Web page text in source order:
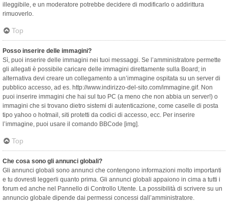
illeggibile, e un moderatore potrebbe decidere di modificarlo o addirittura
rimuoverlo.
Top
Posso inserire delle immagini?
Sì, puoi inserire delle immagini nei tuoi messaggi. Se l’amministratore permette
gli allegati è possibile caricare delle immagini direttamente sulla Board; in
alternativa devi creare un collegamento a un’immagine ospitata su un server di
pubblico accesso, ad es. http://www.indirizzo-del-sito.com/immagine.gif. Non
puoi inserire immagini che hai sul tuo PC (a meno che non abbia un server!) o
immagini che si trovano dietro sistemi di autenticazione, come caselle di posta
tipo yahoo o hotmail, siti protetti da codici di accesso, ecc. Per inserire
l’immagine, puoi usare il comando BBCode [img].
Top
Che cosa sono gli annunci globali?
Gli annunci globali sono annunci che contengono informazioni molto importanti
e tu dovresti leggerli quanto prima. Gli annunci globali appaiono in cima a tutti i
forum ed anche nel Pannello di Controllo Utente. La possibilità di scrivere su un
annuncio globale dipende dai permessi concessi dall’amministratore.